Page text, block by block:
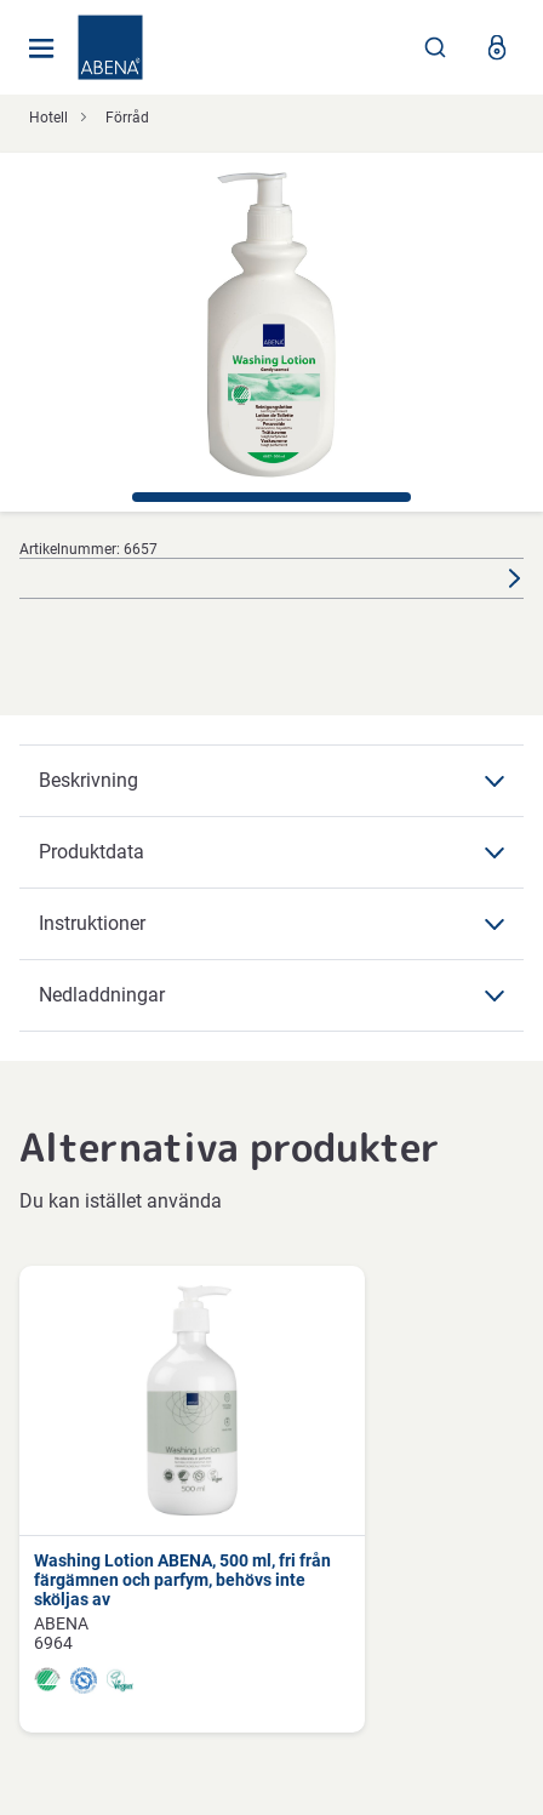
Hotell Förråd
Artikelnummer: 6657
Beskrivning
Produktdata
Instruktioner
Nedladdningar
Datasheets 665701 SV-SE
Alternativa produkter
Du kan istället använda
Washing Lotion ABENA, 500 ml, fri från
färgämnen och parfym, behövs inte
sköljas av
ABENA
6964